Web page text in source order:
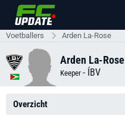
Voetballers Arden La-Rose
Arden La-Rose
Keeper - ÍBV
Overzicht